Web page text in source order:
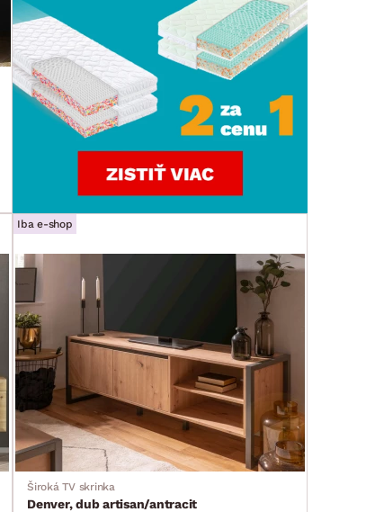
Iba e-shop
Široká TV skrinka
Denver, dub artisan/antracit